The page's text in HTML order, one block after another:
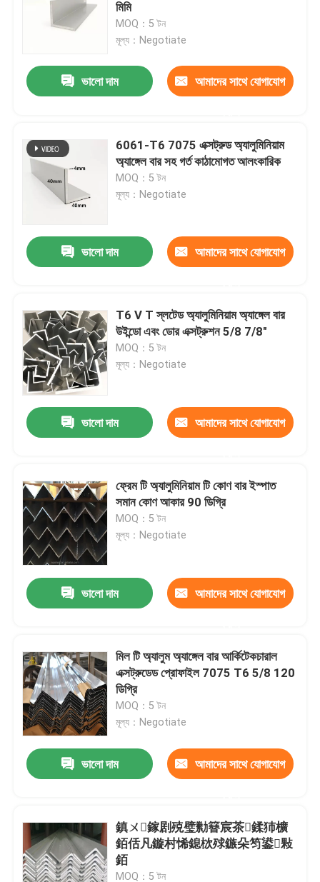
পণ্য
ভিডিও
আমাদের সম্পর্কে
মান নিয়ন্ত্রণ
উদ্ধৃতির জন্য আবেদন
মিল ফিনিশ অ্যালুমিনিয়াম কয়েল
রঙিন প্রলিপ্ত অ্যালুমিনিয়াম কয়েল
কোল্ড রোল্ড অ্যালুমিনিয়াম কয়েল
মিমি
MOQ：5 টন
মূল্য：Negotiate
ভালো দাম আমাদের সাথে যোগাযোগ
6061-T6 7075 এক্সট্রুড অ্যালুমিনিয়াম
অ্যাঙ্গেল বার সহ গর্ত কাঠামোগত আলংকারিক
MOQ：5 টন
মূল্য：Negotiate
ভালো দাম আমাদের সাথে যোগাযোগ
T6 V T স্লটেড অ্যালুমিনিয়াম অ্যাঙ্গেল বার
উইন্ডো এবং ডোর এক্সট্রুশন 5/8 7/8"
MOQ：5 টন
মূল্য：Negotiate
ভালো দাম আমাদের সাথে যোগাযোগ
ফ্রেম টি অ্যালুমিনিয়াম টি কোণ বার ইস্পাত
সমান কোণ আকার 90 ডিগ্রি
MOQ：5 টন
মূল্য：Negotiate
ভালো দাম আমাদের সাথে যোগাযোগ
মিল টি অ্যালুম অ্যাঙ্গেল বার আর্কিটেকচারাল
এক্সট্রুডেড প্রোফাইল 7075 T6 5/8 120
ডিগ্রি
MOQ：5 টন
মূল্য：Negotiate
ভালো দাম আমাদের সাথে যোগাযোগ
鎮ㄨ鎵剧殑璧勬簮宸茶鍒犻櫎
銆佸凡鏇村悕鎴栨殏鏃朵笉鍙敤
銆
MOQ：5 টন